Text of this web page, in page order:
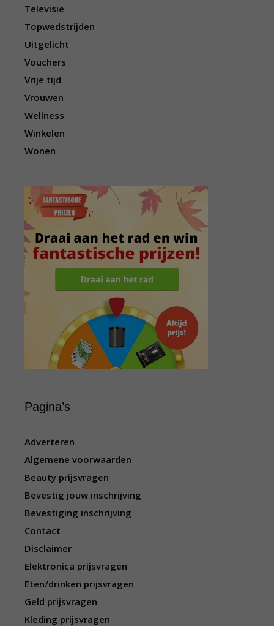
Televisie
Topwedstrijden
Uitgelicht
Vouchers
Vrije tijd
Vrouwen
Wellness
Winkelen
Wonen
Pagina’s
Adverteren
Algemene voorwaarden
Beauty prijsvragen
Bevestig jouw inschrijving
Bevestiging inschrijving
Contact
Disclaimer
Elektronica prijsvragen
Eten/drinken prijsvragen
Geld prijsvragen
Kleding prijsvragen